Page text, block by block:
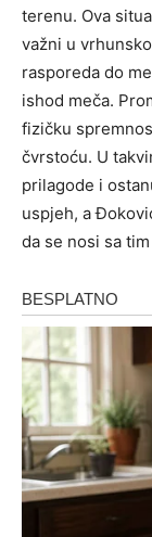
terenu. Ova
važni u
rasporeda do
ishod meča.
fizičku
čvrstoću. U
prilagode i
uspjeh, a
da se nosi sa